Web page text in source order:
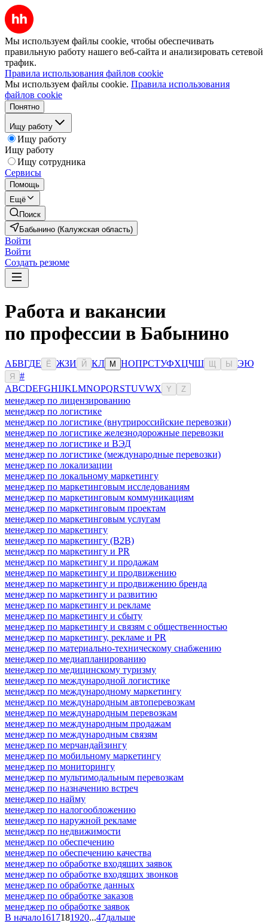
Мы используем файлы cookie, чтобы обеспечивать
правильную работу нашего веб-сайта и анализировать сетевой
трафик.
Правила использования файлов cookie
Мы используем файлы cookie. Правила использования
файлов cookie
Понятно
Ищу работу
Ищу работу
Ищу работу
Ищу сотрудника
Сервисы
Помощь
Ещё
Поиск
Бабынино (Калужская область)
Войти
Войти
Создать резюме
Работа и вакансии
по профессии в Бабынино
АБВГДЕ Ё ЖЗИ Й КЛ М НОПРСТУФХЦЧШ Ы ЭЮ
Я
#
ABCDEFGHIJKLMNOPQRSTUVWX Y Z
менеджер по лицензированию
менеджер по логистике
менеджер по логистике (внутрироссийские перевозки)
менеджер по логистике железнодорожные перевозки
менеджер по логистике и ВЭД
менеджер по логистике (международные перевозки)
менеджер по локализации
менеджер по локальному маркетингу
менеджер по маркетинговым исследованиям
менеджер по маркетинговым коммуникациям
менеджер по маркетинговым проектам
менеджер по маркетинговым услугам
менеджер по маркетингу
менеджер по маркетингу (B2B)
менеджер по маркетингу и PR
менеджер по маркетингу и продажам
менеджер по маркетингу и продвижению
менеджер по маркетингу и продвижению бренда
менеджер по маркетингу и развитию
менеджер по маркетингу и рекламе
менеджер по маркетингу и сбыту
менеджер по маркетингу и связям с общественностью
менеджер по маркетингу, рекламе и PR
менеджер по материально-техническому снабжению
менеджер по медиапланированию
менеджер по медицинскому туризму
менеджер по международной логистике
менеджер по международному маркетингу
менеджер по международным автоперевозкам
менеджер по международным перевозкам
менеджер по международным продажам
менеджер по международным связям
менеджер по мерчандайзингу
менеджер по мобильному маркетингу
менеджер по мониторингу
менеджер по мультимодальным перевозкам
менеджер по назначению встреч
менеджер по найму
менеджер по налогообложению
менеджер по наружной рекламе
менеджер по недвижимости
менеджер по обеспечению
менеджер по обеспечению качества
менеджер по обработке входящих заявок
менеджер по обработке входящих звонков
менеджер по обработке данных
менеджер по обработке заказов
менеджер по обработке заявок
В начало1617181920...47дальше